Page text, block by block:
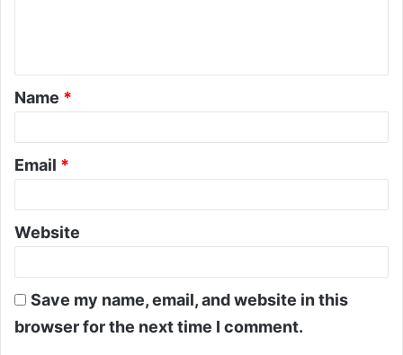
Name *
Email *
Website
Save my name, email, and website in this
browser for the next time I comment.